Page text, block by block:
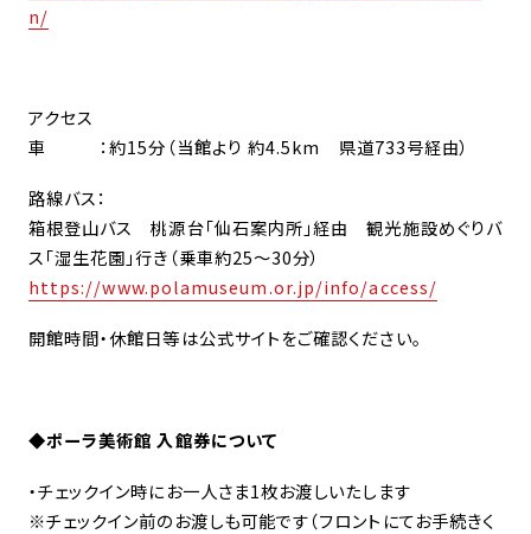
n/
アクセス
車 ：約15分（当館より 約4.5km 県道733号経由）
路線バス：
箱根登山バス 桃源台「仙石案内所」経由 観光施設めぐりバ
ス「湿生花園」行き（乗車約25～30分）
https://www.polamuseum.or.jp/info/access/
開館時間・休館日等は公式サイトをご確認ください。
◆ポーラ美術館 入館券について
・チェックイン時にお一人さま1枚お渡しいたします
※チェックイン前のお渡しも可能です（フロントにてお手続きく